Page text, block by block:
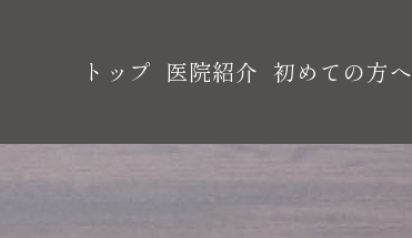
トップ 医院紹介 初めての方へ